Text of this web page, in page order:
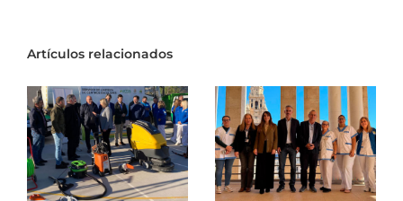
Artículos relacionados